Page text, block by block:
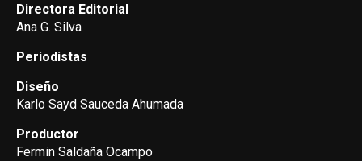
Directora Editorial
Ana G. Silva
Periodistas
Diseño
Karlo Sayd Sauceda Ahumada
Productor
Fermin Saldaña Ocampo